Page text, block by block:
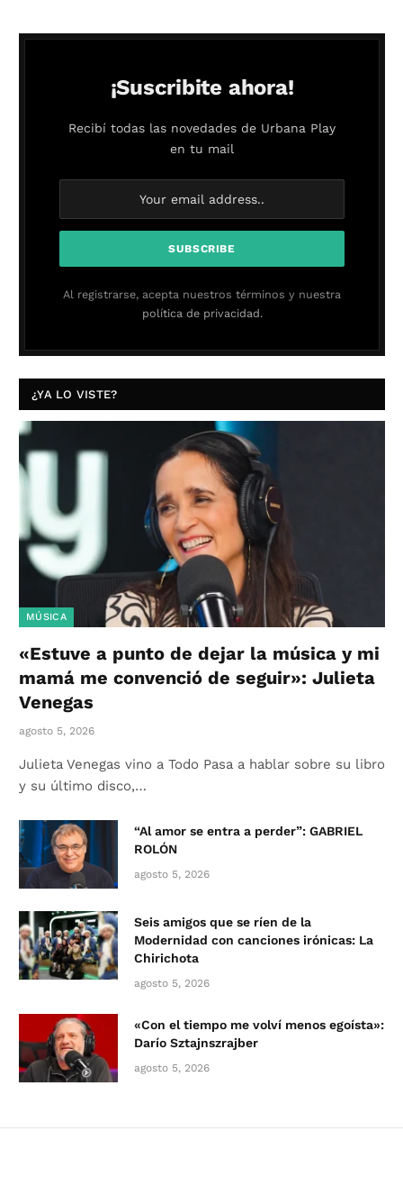
¡Suscribite ahora!
Recibí todas las novedades de Urbana Play
en tu mail
Al registrarse, acepta nuestros términos y nuestra
política de privacidad.
¿YA LO VISTE?
MÚSICA
«Estuve a punto de dejar la música y mi
mamá me convenció de seguir»: Julieta
Venegas
agosto 5, 2026
Julieta Venegas vino a Todo Pasa a hablar sobre su libro
y su último disco,…
“Al amor se entra a perder”: GABRIEL
ROLÓN
agosto 5, 2026
Seis amigos que se ríen de la
Modernidad con canciones irónicas: La
Chirichota
agosto 5, 2026
«Con el tiempo me volví menos egoísta»:
Darío Sztajnszrajber
agosto 5, 2026